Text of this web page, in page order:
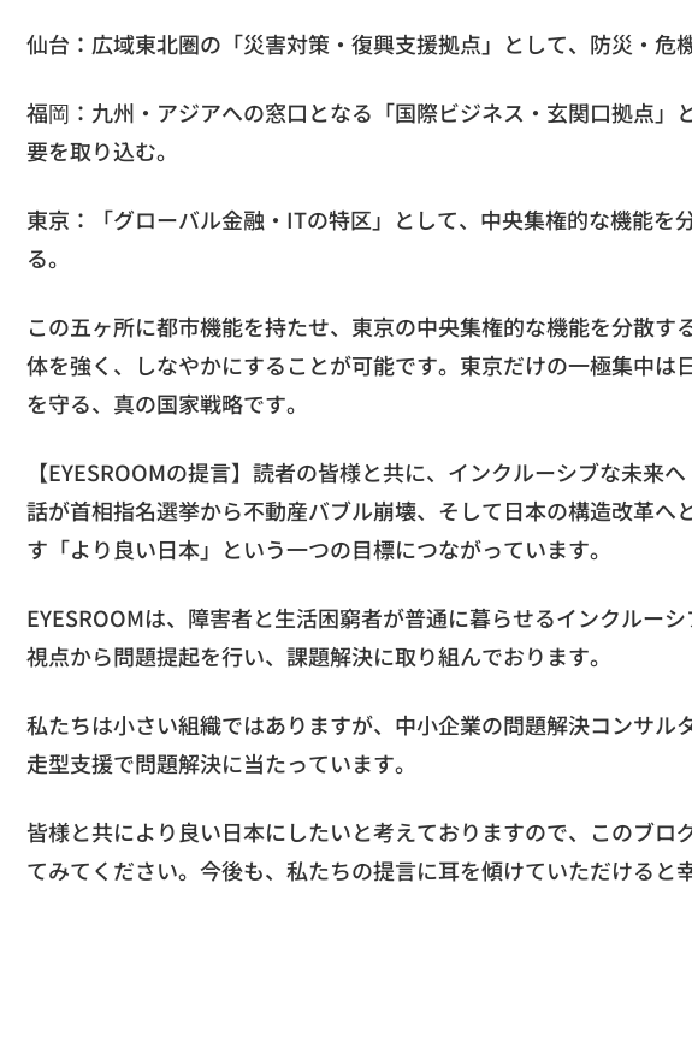
仙台：広域東北圏の「災害対策・復興支援拠点」として、防災・危
福岡：九州・アジアへの窓口となる「国際ビジネス・玄関口拠点
要を取り込む。
東京：「グローバル金融・ITの特区」として、中央集権的な機能
る。
この五ヶ所に都市機能を持たせ、東京の中央集権的な機能を分散
体を強く、しなやかにすることが可能です。東京だけの一極集中
を守る、真の国家戦略です。
【EYESROOMの提言】読者の皆様と共に、インクルーシブな未来へ
話が首相指名選挙から不動産バブル崩壊、そして日本の構造改革
す「より良い日本」という一つの目標につながっています。
EYESROOMは、障害者と生活困窮者が普通に暮らせるインクルー
視点から問題提起を行い、課題解決に取り組んでおります。
私たちは小さい組織ではありますが、中小企業の問題解決コンサ
走型支援で問題解決に当たっています。
皆様と共により良い日本にしたいと考えておりますので、このブ
てみてください。今後も、私たちの提言に耳を傾けていただけると